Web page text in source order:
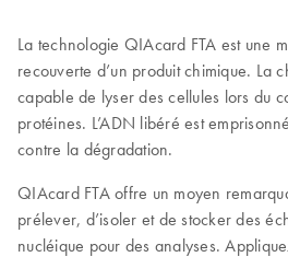
La technologie QIAcard FTA est une
recouverte d’un produit chimique. La
capable de lyser des cellules lors du
protéines. L’ADN libéré est
contre la dégradation.
QIAcard FTA offre un moyen
prélever, d’isoler et de stocker des
nucléique pour des analyses.